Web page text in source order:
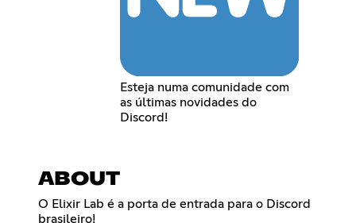
Esteja numa comunidade com
as últimas novidades do
Discord!
ABOUT
O Elixir Lab é a porta de entrada para o Discord
brasileiro!